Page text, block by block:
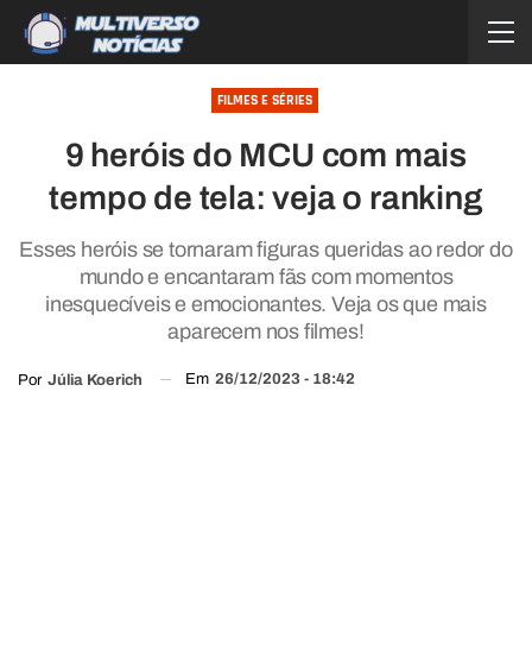
FILMES E SÉRIES
9 heróis do MCU com mais
tempo de tela: veja o ranking
Esses heróis se tornaram figuras queridas ao redor do
mundo e encantaram fãs com momentos
inesquecíveis e emocionantes. Veja os que mais
aparecem nos filmes!
Por Júlia Koerich Em 26/12/2023 - 18:42